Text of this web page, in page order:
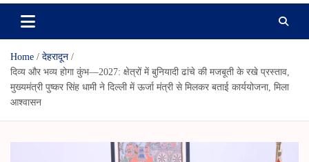
Home
देहरादून
दिव्य और भव्य होगा कुंभ—2027: क्षेत्रों में बुनियादी ढांचे की मजबूती के रखे प्रस्ताव,
मुख्यमंत्री पुष्कर सिंह धामी ने दिल्ली में ऊर्जा मंत्री से मिलकर बताई कार्ययोजना, मिला
आश्वासन